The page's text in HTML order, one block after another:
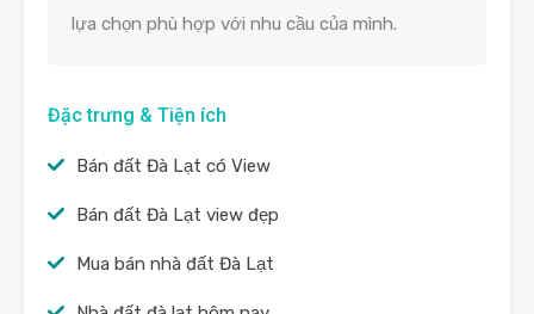
lựa chọn phù hợp với nhu cầu của mình.
Đặc trưng & Tiện ích
Bán đất Đà Lạt có View
Bán đất Đà Lạt view đẹp
Mua bán nhà đất Đà Lạt